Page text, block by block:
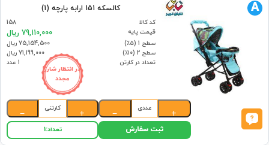
در انتظار شارژ
مجدد
کالسکه 151 ارابه پارچه (1)
کد کالا
158
قیمت پایه
79,110,000 ریال
سطح 1 (۵٪)
75,154,500 ریال
سطح 2 (۱۰٪)
71,199,000 ریال
تعداد در کارتن
1 عدد
A
+
عددی
−
+
کارتنی
−
ثبت سفارش تعداد:1